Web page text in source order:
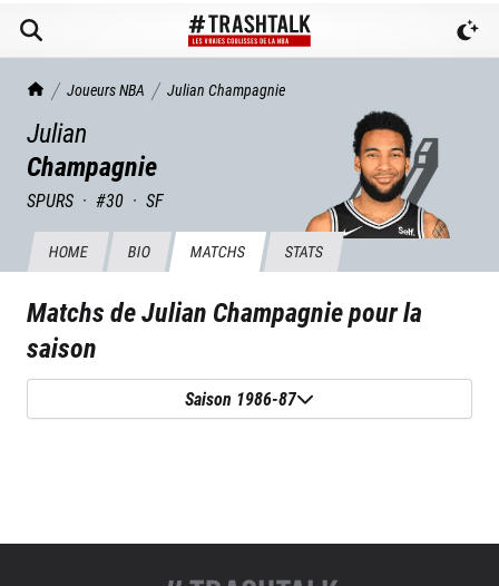
TrashTalk Actu NBA
Joueurs NBA Julian Champagnie
Julian
Champagnie
SPURS · #30 · SF
HOME BIO MATCHS STATS
Matchs deJulian Champagniepour la
saison
Saison 1986-87